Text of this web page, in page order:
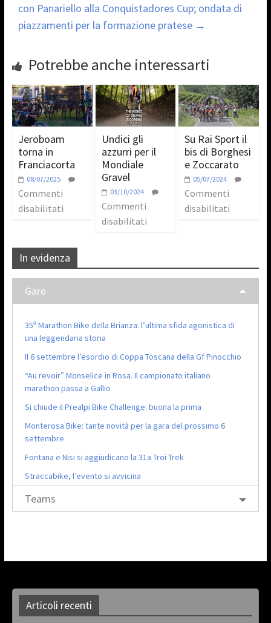
con Panariello alla Conquistadores Cup; ondata di
piazzamenti per la formazione pratese →
Potrebbe anche interessarti
Jeroboam
torna in
Franciacorta
08/07/2025
Commenti
disabilitati
Undici gli
azzurri per il
Mondiale
Gravel
03/10/2024
Commenti
disabilitati
Su Rai Sport il
bis di Borghesi
e Zoccarato
05/07/2024
Commenti
disabilitati
In evidenza
Gare
35ª Marathon Bike della Brianza: l’ultima sfida agonistica di
una leggendaria storia
Il 6 settembre l’esordio di Coppa Toscana della Gf Pinocchio
“Au revoir” Monselice in Rosa. Il campionato italiano
marathon passa a Gallio
Si chiude il Prealpi Bike Challenge: buona la prima
Monterosa Bike: tante novità per la gara del prossimo 6
settembre
Fontana e Nisi si aggiudicano la 31a Troi Trek
Straccabike, l’evento si avvicina
Teams
Articoli recenti